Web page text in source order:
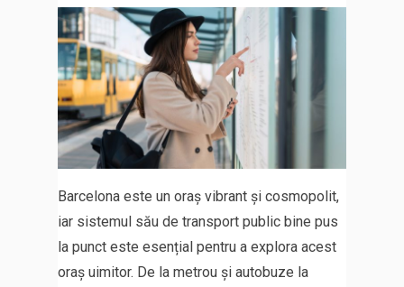
Barcelona este un oraș vibrant și cosmopolit,
iar sistemul său de transport public bine pus
la punct este esențial pentru a explora acest
oraș uimitor. De la metrou și autobuze la